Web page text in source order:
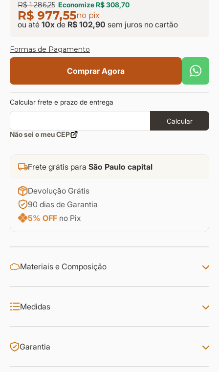
R$ 1.286,25 EconomizeR$ 308,70
R$ 977,55no pix
ou até 10x de R$ 102,90 sem juros no cartão
Formas de Pagamento
Comprar Agora
Calcular frete e prazo de entrega
Calcular
Não sei o meu CEP
Frete grátis para São Paulo capital
Devolução Grátis
90 dias de Garantia
5% OFF no Pix
Materiais e Composição
Medidas
Garantia